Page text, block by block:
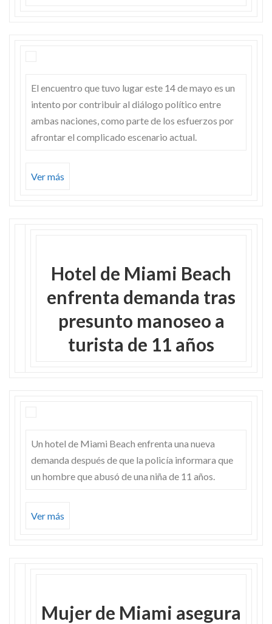
El encuentro que tuvo lugar este 14 de mayo es un
intento por contribuir al diálogo político entre
ambas naciones, como parte de los esfuerzos por
afrontar el complicado escenario actual.
Ver más
Hotel de Miami Beach
enfrenta demanda tras
presunto manoseo a
turista de 11 años
Un hotel de Miami Beach enfrenta una nueva
demanda después de que la policía informara que
un hombre que abusó de una niña de 11 años.
Ver más
Mujer de Miami asegura